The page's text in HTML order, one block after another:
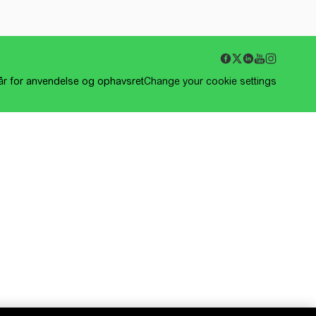
for anvendelse og ophavsretChange your cookie settings